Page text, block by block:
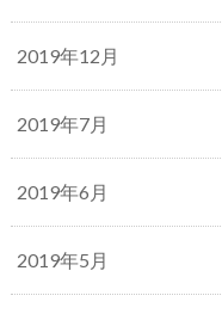
2019年12月
2019年7月
2019年6月
2019年5月